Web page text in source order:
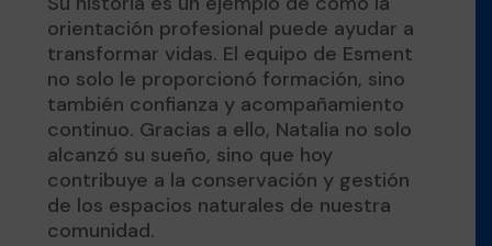
orientación profesional puede ayudar a
transformar vidas. El equipo de Esment
no solo le proporcionó formación, sino
también confianza y acompañamiento
continuo. Gracias a ello, Natalia no solo
alcanzó su sueño, sino que hoy
contribuye a la conservación y gestión
de los espacios naturales de nuestra
comunidad.